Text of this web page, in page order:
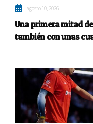
agosto 10, 2026
Una primera mitad
también con unas